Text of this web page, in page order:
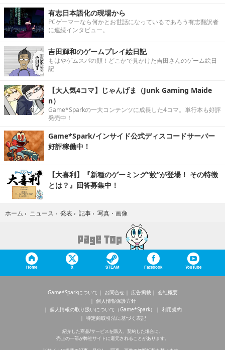
有志日本語化の現場から
PCゲーマーなら何かとお世話になっているであろう有志翻訳者
に連続インタビュー。
吉田輝和のゲームプレイ絵日記
もはやゲムスパの顔！どこかで見かけた吉田さんのゲーム絵日
記
【大人気4コマ】じゃんげま（Junk Gaming Maide
n）
Game*Sparkの一大コンテンツに成長した4コマ。単行本も好評
発売中！
Game*Spark/インサイド公式ディスコードサーバー
好評稼働中！
【大喜利】『新種のゲーミング“蚊”が登場！ その特徴
とは？』回答募集中！
ホーム › ニュース › 発表 › 記事 › 写真・画像
Home X STEAM Facebook YouTube
Game*Sparkについて お問合せ 広告掲載
会社概要
個人情報保護方針
個人情報の取り扱いについて（Game*Spark）
利用規約
特定商取引法に基づく表記
紹介した商品/サービスを購入、契約した場合に、
売上の一部が弊社サイトに還元されることがあります。